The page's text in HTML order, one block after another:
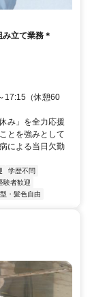
立て業務＊
17:15（休憩60
み」を全力応援
とを強みとして
による当日欠勤
学歴不問
験者歓迎
・髪色自由